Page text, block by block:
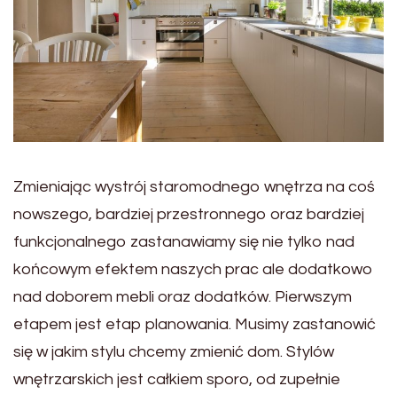
Zmieniając wystrój staromodnego wnętrza na coś
nowszego, bardziej przestronnego oraz bardziej
funkcjonalnego zastanawiamy się nie tylko nad
końcowym efektem naszych prac ale dodatkowo
nad doborem mebli oraz dodatków. Pierwszym
etapem jest etap planowania. Musimy zastanowić
się w jakim stylu chcemy zmienić dom. Stylów
wnętrzarskich jest całkiem sporo, od zupełnie